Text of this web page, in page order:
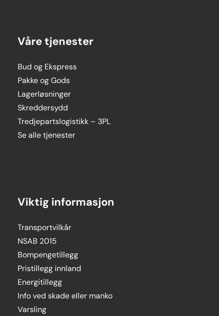
Våre tjenester
Bud og Ekspress
Pakke og Gods
Lagerløsninger
Skreddersydd
Tredjepartslogistikk – 3PL
Se alle tjenester
Viktig informasjon
Transportvilkår
NSAB 2015
Bompengetillegg
Pristillegg innland
Energitillegg
Info ved skade eller manko
Varsling